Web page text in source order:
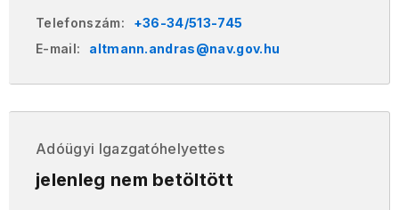
Telefonszám:
+36-34/513-745
E-mail:
altmann.andras@nav.gov.hu
Adóügyi Igazgatóhelyettes
jelenleg nem betöltött